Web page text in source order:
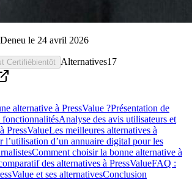
le 24 avril 2026
Certifiébientôt Alternatives17
alternative à PressValue ?Présentation de
fonctionnalitésAnalyse des avis utilisateurs et
PressValueLes meilleures alternatives à
l’utilisation d’un annuaire digital pour les
Comment choisir la bonne alternative à
des alternatives à PressValueFAQ :
et ses alternativesConclusion